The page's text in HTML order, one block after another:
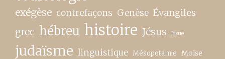
exégèse contrefaçons Genèse Évangiles
grec hébreu histoire Jésus Josué
judaïsme linguistique Mésopotamie Moïse